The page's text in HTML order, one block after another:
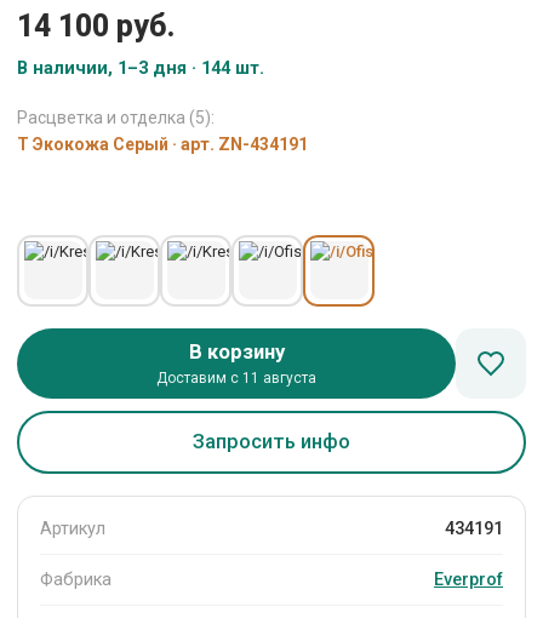
14 100 руб.
В наличии, 1–3 дня · 144 шт.
Расцветка и отделка (5):
Т Экокожа Серый · арт. ZN-434191
В корзину
Доставим с 11 августа
Запросить инфо
Артикул 434191
Фабрика Everprof